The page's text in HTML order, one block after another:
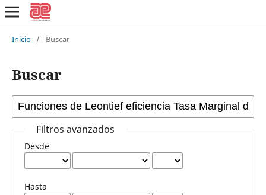
Inicio / Buscar
Buscar
Filtros avanzados
Desde
Hasta